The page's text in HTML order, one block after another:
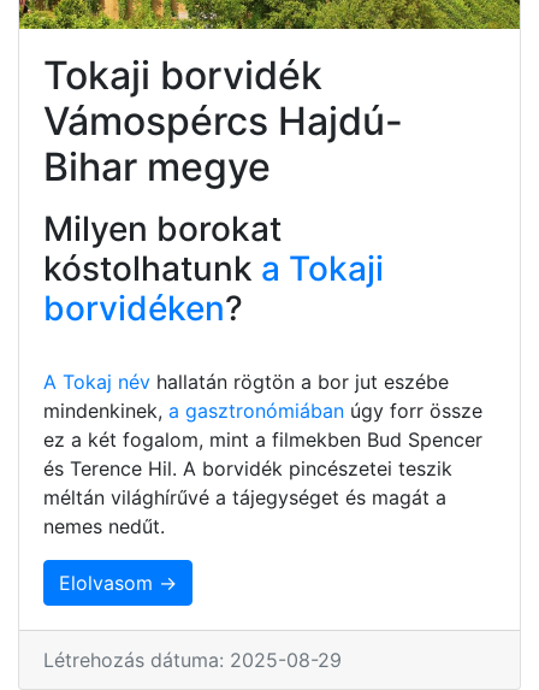
Tokaji borvidék
Vámospércs Hajdú-
Bihar megye
Milyen borokat
kóstolhatunk a Tokaji
borvidéken?
A Tokaj név hallatán rögtön a bor jut eszébe
mindenkinek, a gasztronómiában úgy forr össze
ez a két fogalom, mint a filmekben Bud Spencer
és Terence Hil. A borvidék pincészetei teszik
méltán világhírűvé a tájegységet és magát a
nemes nedűt.
Elolvasom →
Létrehozás dátuma: 2025-08-29